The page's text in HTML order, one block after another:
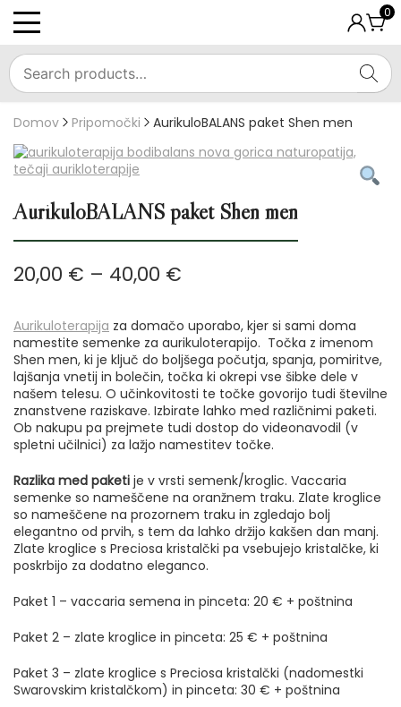
Skip
PRIMARY
0
Domov Pripomočki AurikuloBALANS paket Shen men
AurikuloBALANS paket Shen men
20,00 € – 40,00 €
od
20,00 €
do
40,00 €
Aurikuloterapija za domačo uporabo, kjer si sami doma
namestite semenke za aurikuloterapijo. Točka z imenom
Shen men, ki je ključ do boljšega počutja, spanja, pomiritve,
lajšanja vnetij in bolečin, točka ki okrepi vse šibke dele v
našem telesu. O učinkovitosti te točke govorijo tudi številne
znanstvene raziskave. Izbirate lahko med različnimi paketi.
Ob nakupu pa prejmete tudi dostop do videonavodil (v
spletni učilnici) za lažjo namestitev točke.
Razlika med paketi je v vrsti semenk/kroglic. Vaccaria
semenke so nameščene na oranžnem traku. Zlate kroglice
so nameščene na prozornem traku in zgledajo bolj
elegantno od prvih, s tem da lahko držijo kakšen dan manj.
Zlate kroglice s Preciosa kristalčki pa vsebujejo kristalčke, ki
poskrbijo za dodatno eleganco.
Paket 1 – vaccaria semena in pinceta: 20 € + poštnina
Paket 2 – zlate kroglice in pinceta: 25 € + poštnina
Paket 3 – zlate kroglice s Preciosa kristalčki (nadomestki
Swarovskim kristalčkom) in pinceta: 30 € + poštnina